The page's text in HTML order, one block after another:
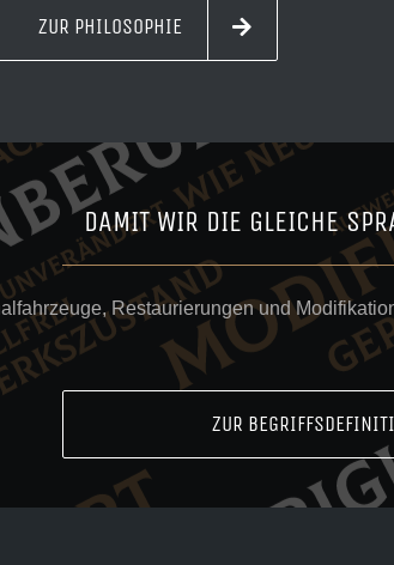
ZUR PHILOSOPHIE
DAMIT WIR DIE GLEICHE
Restaurierungen und
ZUR